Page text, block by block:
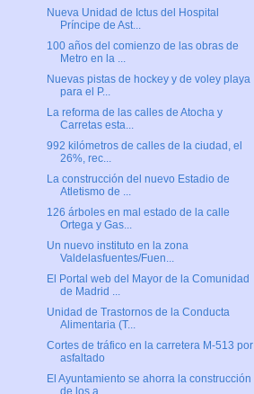
Nueva Unidad de Ictus del Hospital
Príncipe de Ast...
100 años del comienzo de las obras de
Metro en la ...
Nuevas pistas de hockey y de voley playa
para el P...
La reforma de las calles de Atocha y
Carretas esta...
992 kilómetros de calles de la ciudad, el
26%, rec...
La construcción del nuevo Estadio de
Atletismo de ...
126 árboles en mal estado de la calle
Ortega y Gas...
Un nuevo instituto en la zona
Valdelasfuentes/Fuen...
El Portal web del Mayor de la Comunidad
de Madrid ...
Unidad de Trastornos de la Conducta
Alimentaria (T...
Cortes de tráfico en la carretera M-513 por
asfaltado
El Ayuntamiento se ahorra la construcción